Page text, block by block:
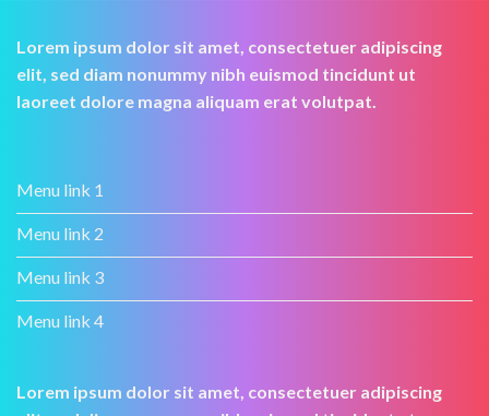
Lorem ipsum dolor sit amet, consectetuer adipiscing
elit, sed diam nonummy nibh euismod tincidunt ut
laoreet dolore magna aliquam erat volutpat.
Menu link 1
Menu link 2
Menu link 3
Menu link 4
Lorem ipsum dolor sit amet, consectetuer adipiscing